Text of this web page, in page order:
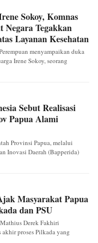
Sokoy, Komnas
Negara Tegakkan
Layanan Kesehatan
menyampaikan duka
Irene Sokoy, seorang
Sebut Realisasi
Papua Alami
Provinsi Papua, melalui
Inovasi Daerah (Bapperida)
Masyarakat Papua
dan PSU
Derek Fakhiri
akhir proses Pilkada yang